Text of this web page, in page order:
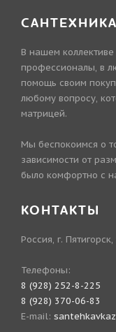
В нашем
профессионалы, в
помощь своим
любому вопросу,
матрицей.
Мы беспокоимся о
зависимости от
было комфортно с
КОНТАКТЫ
Россия, г.
Телефоны:
8 (928) 252-8-225
8 (928) 370-06-83
E-mail: